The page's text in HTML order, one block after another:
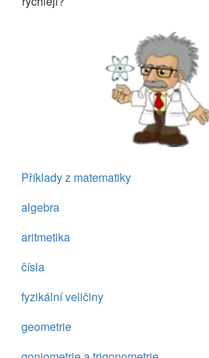
Příklady z matematiky
algebra
aritmetika
čísla
fyzikální veličiny
geometrie